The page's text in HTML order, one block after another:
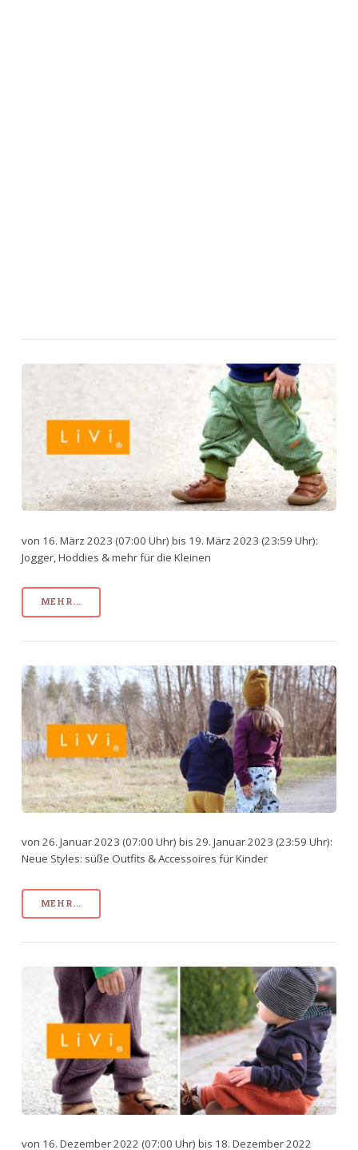
von 16. März 2023 (07:00 Uhr) bis 19. März 2023 (23:59 Uhr):
Jogger, Hoddies & mehr für die Kleinen
MEHR...
von 26. Januar 2023 (07:00 Uhr) bis 29. Januar 2023 (23:59 Uhr):
Neue Styles: süße Outfits & Accessoires für Kinder
MEHR...
von 16. Dezember 2022 (07:00 Uhr) bis 18. Dezember 2022